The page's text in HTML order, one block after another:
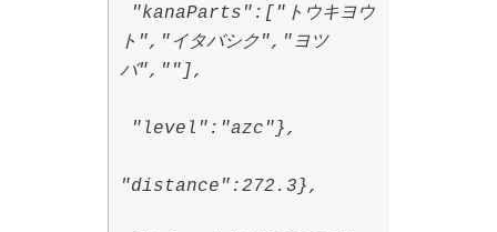
"kanaParts":["トウキヨウ
ト","イタバシク","ヨツ
バ",""],
"level":"azc"},
"distance":272.3},